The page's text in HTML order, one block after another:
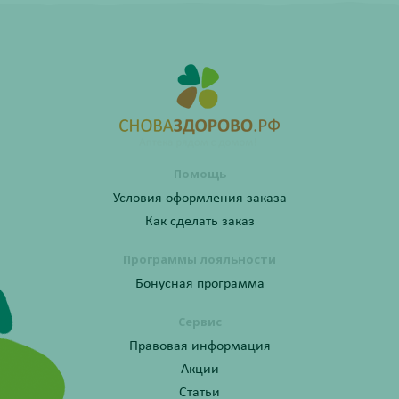
Помощь
Условия оформления заказа
Как сделать заказ
Программы лояльности
Бонусная программа
Сервис
Правовая информация
Акции
Статьи